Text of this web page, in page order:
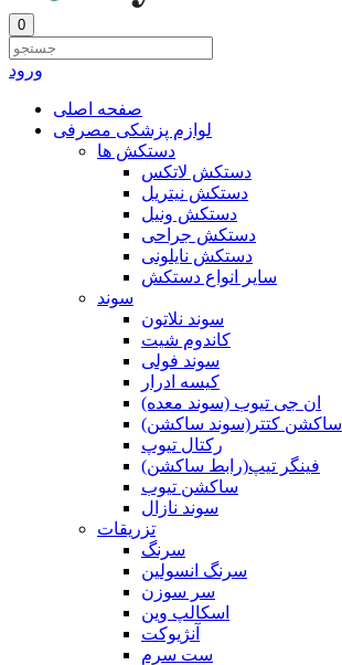
0
ورود
صفحه اصلی
لوازم پزشکی مصرفی
دستکش ها
دستکش لاتکس
دستکش نیتریل
دستکش ونیل
دستکش جراحی
دستکش نایلونی
سایر انواع دستکش
سوند
سوند نلاتون
کاندوم شیت
سوند فولی
کیسه ادرار
ان جی تیوب (سوند معده)
ساکشن کتتر(سوند ساکشن)
رکتال تیوپ
فینگر تیپ(رابط ساکشن)
ساکشن تیوب
سوند نازال
تزریقات
سرنگ
سرنگ انسولین
سر سوزن
اسکالپ وین
آنژیوکت
ست سرم